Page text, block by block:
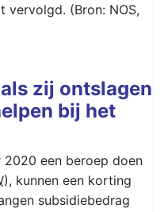
vervolgd. (Bron: NOS,
zij ontslagen
bij het
2020 een beroep doen
), kunnen een korting
subsidiebedrag